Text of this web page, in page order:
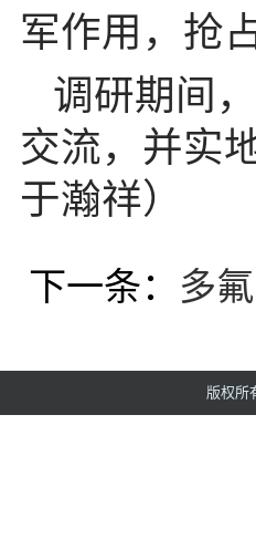
军作用，抢
调研期间
交流，并实
于瀚祥）
下一条： 多
版权所